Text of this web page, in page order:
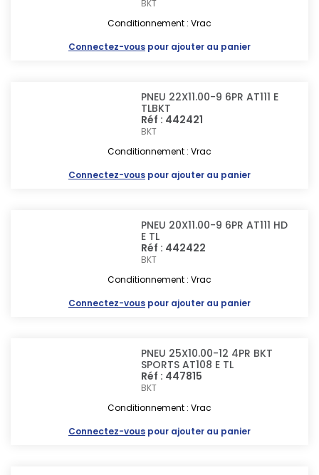
BKT
Conditionnement : Vrac
Connectez-vous pour ajouter au panier
PNEU 22X11.00-9 6PR AT111 E
TLBKT
Réf : 442421
BKT
Conditionnement : Vrac
Connectez-vous pour ajouter au panier
PNEU 20X11.00-9 6PR AT111 HD
E TL
Réf : 442422
BKT
Conditionnement : Vrac
Connectez-vous pour ajouter au panier
PNEU 25X10.00-12 4PR BKT
SPORTS AT108 E TL
Réf : 447815
BKT
Conditionnement : Vrac
Connectez-vous pour ajouter au panier